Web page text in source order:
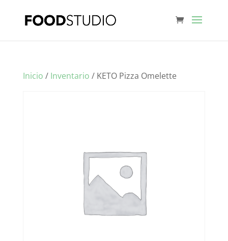
Inicio / Inventario / KETO Pizza Omelette